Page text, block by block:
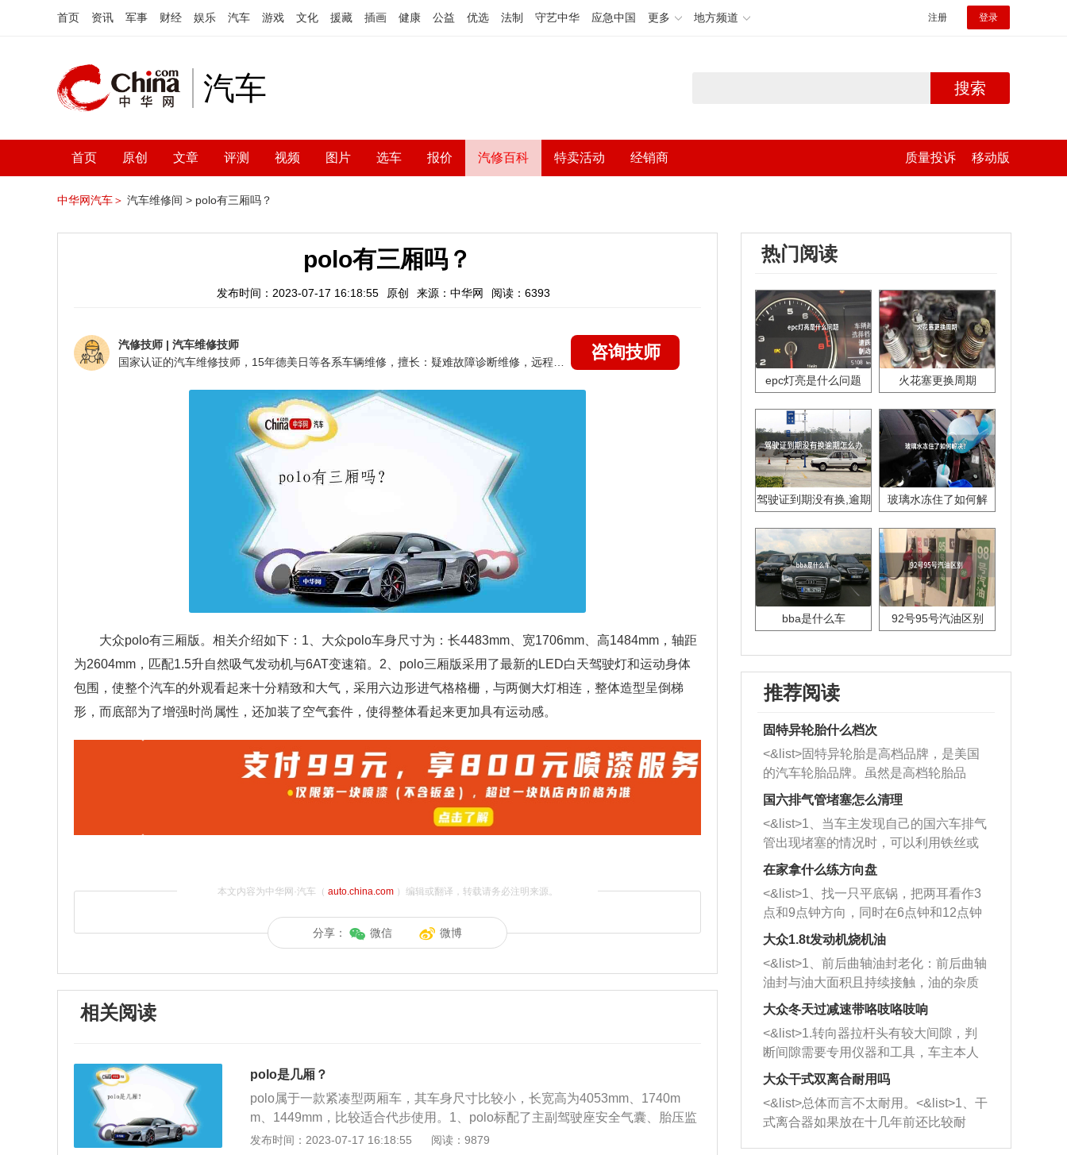
首页 资讯 军事 财经 娱乐 汽车 游戏 文化 援藏 插画 健康 公益 优选 法制 守艺中华 应急中国 更多 地方频道 注册 登录
汽车 搜索
首页 原创 文章 评测 视频 图片 选车 报价 汽修百科 特卖活动 经销商 质量投诉 移动版
中华网汽车＞ 汽车维修间 > polo有三厢吗？
polo有三厢吗？
发布时间：2023-07-17 16:18:55 原创 来源：中华网 阅读：6393
汽修技师 | 汽车维修技师
咨询技师
大众polo有三厢版。相关介绍如下：1、大众polo车身尺寸为：长4483mm、宽1706mm、高1484mm，轴距
为2604mm，匹配1.5升自然吸气发动机与6AT变速箱。2、polo三厢版采用了最新的LED白天驾驶灯和运动身体
包围，使整个汽车的外观看起来十分精致和大气，采用六边形进气格格栅，与两侧大灯相连，整体造型呈倒梯
形，而底部为了增强时尚属性，还加装了空气套件，使得整体看起来更加具有运动感。
本文内容为中华网·汽车（ auto.china.com）编辑或翻译，转载请务必注明来源。
分享： 微信 微博
相关阅读
polo是几厢？
polo属于一款紧凑型两厢车，其车身尺寸比较小，长宽高为4053mm、1740m
m、1449mm，比较适合代步使用。1、polo标配了主副驾驶座安全气囊、胎压监
测系统、车身稳定控制系统、定速巡航系统、发动机启停技术、上坡辅助、电动
发布时间：2023-07-17 16:18:55 阅读：9879
热门阅读
epc灯亮是什么问题 火花塞更换周期
驾驶证到期没有换,逾期
玻璃水冻住了如何解
bba是什么车 92号95号汽油区别
推荐阅读
固特异轮胎什么档次
<&list>固特异轮胎是高档品牌，是美国
的汽车轮胎品牌。虽然是高档轮胎品
牌，但是中高低端的轮胎都有生产，这
也是为了更好的开拓市场。
国六排气管堵塞怎么清理
<&list>1、当车主发现自己的国六车排气
管出现堵塞的情况时，可以利用铁丝或
者是细棍，直接将杂物给取出来，如果
堵塞情况比较严重，也可以采取应急措
施。 <&list>2、直接利用木棍将所有的
杂物推到排气管里面的位置处，然后将
三元催化器拆解开，就可以将堵塞的东
西取出来。但如果是因为积碳过多引起
的堵塞，就需要将三元催化器泡在草酸
洗剂对堵塞的情况得到解决，将清洗剂
放在燃油箱中，与燃油混合后，车辆启
动时，就可以和汽油一起进入到燃烧
室，最后形成废气排出，就可以让三元
催化器得到清洗，排气管堵塞的情况就
能够得到解决。
在家拿什么练方向盘
<&list>1、找一只平底锅，把两耳看作3
点和9点钟方向，同时在6点钟和12点钟
方向做一个标记。 <&list>2、双手握住
一圈半的练习，往右同样也要打相同的
圈数。 <&list>3、最后强调要反复练
习，这样就可以形成肌肉记忆，在真实
驾驶车辆时，不需要记忆也能打好方
向。
大众1.8t发动机烧机油
<&list>1、前后曲轴油封老化：前后曲轴
油封与油大面积且持续接触，油的杂质
和发动机内持续温度变化使其密封效果
逐渐减弱，导致渗油或漏油。<&list>2、
活塞间隙过大：积碳会使活塞环与缸体
的间隙扩大，导致机油流入燃烧室中，
造成烧机油。<&list>3、机油粘度。使用
机油粘度过小的话，同样会有烧机油现
象，机油粘度过小具有很好的流动性，
大众冬天过减速带咯吱咯吱响
<&list>1.转向器拉杆头有较大间隙，判
断间隙需要专用仪器和工具，车主本人
无法制作，需要将车辆送到修理厂或4s
店；<&list>2.车辆半轴套管防尘罩破
裂，破裂后会出现漏油现象，使半轴磨
损严重，磨损的半轴容易损坏，产生异
响；<&list>3.稳定器的转向胶套和球头
大众干式双离合耐用吗
<&list>总体而言不太耐用。<&list>1、干
式离合器如果放在十几年前还比较耐